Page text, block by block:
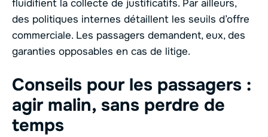
fluidifient la collecte de justificatifs. Par ailleurs,
des politiques internes détaillent les seuils d’offre
commerciale. Les passagers demandent, eux, des
garanties opposables en cas de litige.
Conseils pour les passagers :
agir malin, sans perdre de
temps